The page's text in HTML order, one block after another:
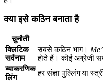
क्या इसे कठिन बनाता है
चुनौती
क्लिटिक
सर्वनाम
सबसे कठिन भाग।
होते हैं। कोई अंग्रेजी
व्याकरणिक
लिंग
हर संज्ञा पुल्लिंग या